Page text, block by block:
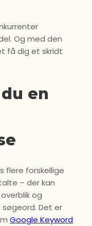
Og med den
få dig et skridt
en
flere forskellige
– der kan
og
Det er
Google Keyword